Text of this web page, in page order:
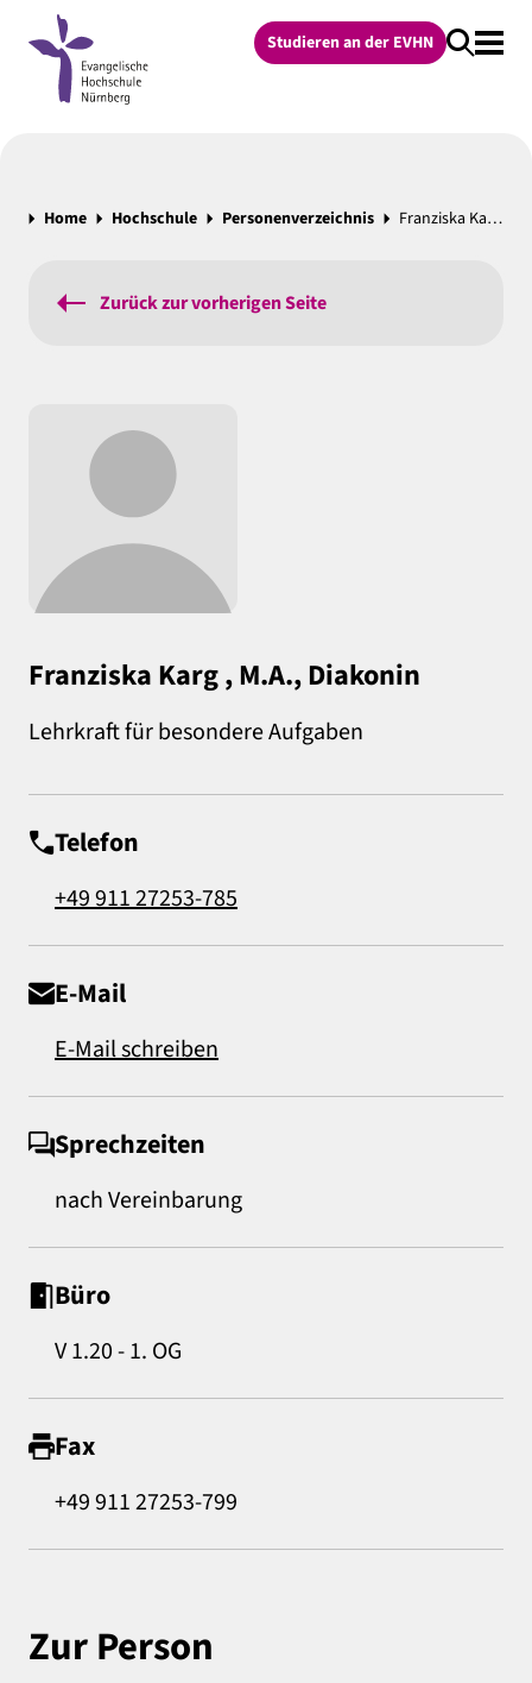
Studieren an der EVHN
Home Hochschule Personenverzeichnis Franziska Karg , M.A., Diakonin
Zurück zur vorherigen Seite
Franziska Karg , M.A., Diakonin
Lehrkraft für besondere Aufgaben
Telefon
+49 911 27253-785
E-Mail
E-Mail schreiben
Sprechzeiten
nach Vereinbarung
Büro
V 1.20 - 1. OG
Fax
+49 911 27253-799
Zur Person